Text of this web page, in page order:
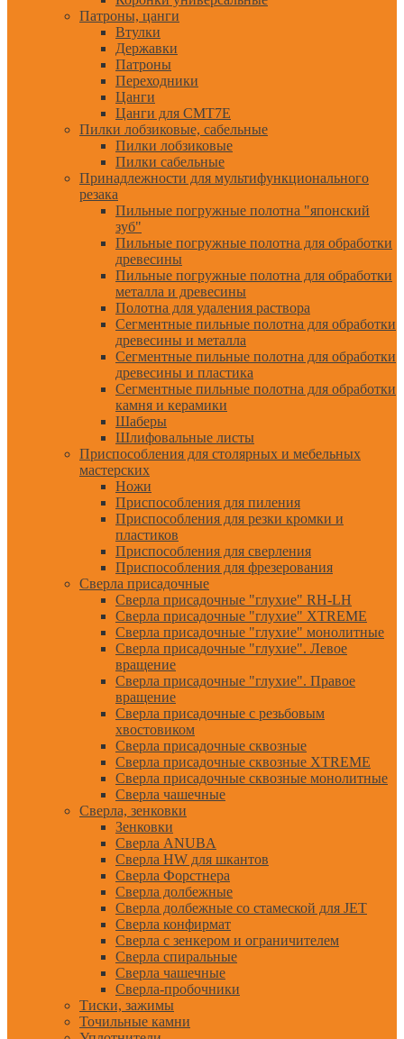
Патроны, цанги
Втулки
Державки
Патроны
Переходники
Цанги
Цанги для CMT7E
Пилки лобзиковые, сабельные
Пилки лобзиковые
Пилки сабельные
Принадлежности для мультифункционального
резака
Пильные погружные полотна "японский
зуб"
Пильные погружные полотна для обработки
древесины
Пильные погружные полотна для обработки
металла и древесины
Полотна для удаления раствора
Сегментные пильные полотна для обработки
древесины и металла
Сегментные пильные полотна для обработки
древесины и пластика
Сегментные пильные полотна для обработки
камня и керамики
Шаберы
Шлифовальные листы
Приспособления для столярных и мебельных
мастерских
Ножи
Приспособления для пиления
Приспособления для резки кромки и
пластиков
Приспособления для сверления
Приспособления для фрезерования
Сверла присадочные
Сверла присадочные "глухие" RH-LH
Сверла присадочные "глухие" XTREME
Сверла присадочные "глухие" монолитные
Сверла присадочные "глухие". Левое
вращение
Сверла присадочные "глухие". Правое
вращение
Сверла присадочные с резьбовым
хвостовиком
Сверла присадочные сквозные
Сверла присадочные сквозные XTREME
Сверла присадочные сквозные монолитные
Сверла чашечные
Сверла, зенковки
Зенковки
Сверла ANUBA
Сверла HW для шкантов
Сверла Форстнера
Сверла долбежные
Сверла долбежные со стамеской для JET
Сверла конфирмат
Сверла с зенкером и ограничителем
Сверла спиральные
Сверла чашечные
Сверла-пробочники
Тиски, зажимы
Точильные камни